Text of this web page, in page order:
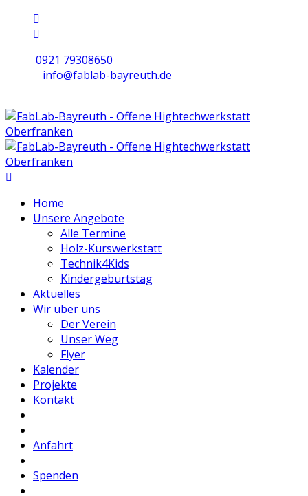
0921 79308650
info@fablab-bayreuth.de
Home
Unsere Angebote
Alle Termine
Holz-Kurswerkstatt
Technik4Kids
Kindergeburtstag
Aktuelles
Wir über uns
Der Verein
Unser Weg
Flyer
Kalender
Projekte
Kontakt
Anfahrt
Spenden